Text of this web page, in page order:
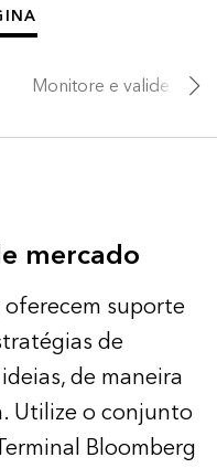
Monitore e valide
mercado
suporte
de
de maneira
Utilize o conjunto
Bloomberg